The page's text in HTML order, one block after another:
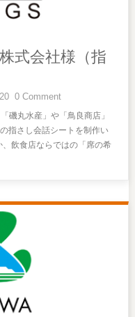
式会社様（指
0 Comment
磯丸水産」や「鳥良商店」
指さし会話シートを制作い
飲食店ならではの「席の希